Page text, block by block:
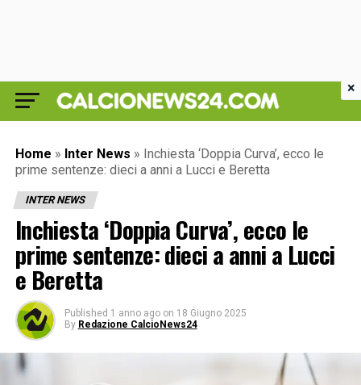
Home » Inter News » Inchiesta ‘Doppia Curva’, ecco le
prime sentenze: dieci a anni a Lucci e Beretta
INTER NEWS
Inchiesta ‘Doppia Curva’, ecco le
prime sentenze: dieci a anni a Lucci
e Beretta
Published 1 anno ago on 18 Giugno 2025
By Redazione CalcioNews24
×